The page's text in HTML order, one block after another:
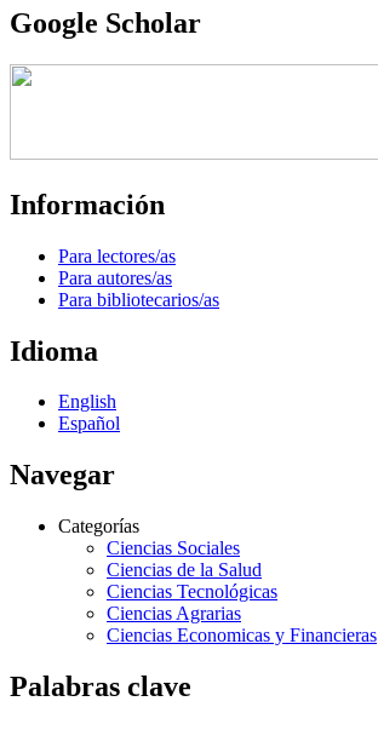
Google Scholar
Información
Para lectores/as
Para autores/as
Para bibliotecarios/as
Idioma
English
Español
Navegar
Categorías
Ciencias Sociales
Ciencias de la Salud
Ciencias Tecnológicas
Ciencias Agrarias
Ciencias Economicas y Financieras
Palabras clave